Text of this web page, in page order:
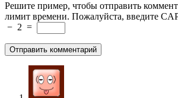
Решите пример, чтобы отправить
лимит времени. Пожалуйста, введите
− 2 =